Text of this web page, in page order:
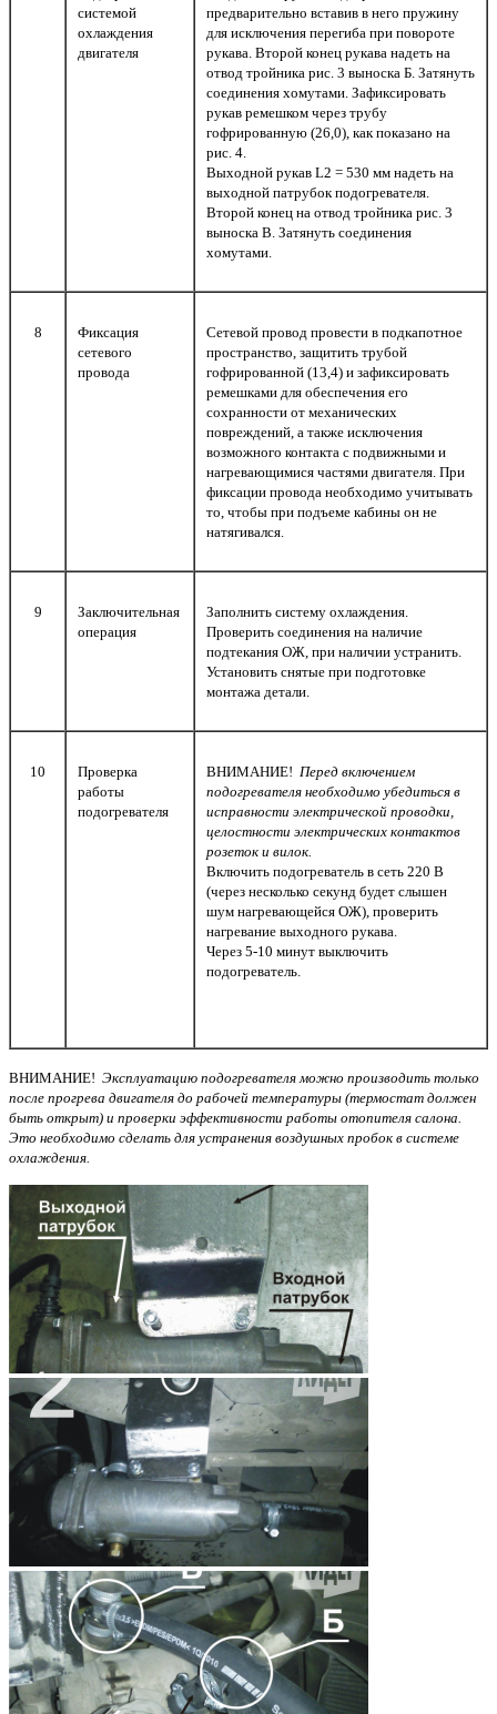
системой
охлаждения
двигателя
предварительно вставив в него пружину
для исключения перегиба при повороте
рукава. Второй конец рукава надеть на
отвод тройника рис. 3 выноска Б. Затянуть
соединения хомутами. Зафиксировать
рукав ремешком через трубу
гофрированную (26,0), как показано на
рис. 4.
Выходной рукав L2 = 530 мм надеть на
выходной патрубок подогревателя.
Второй конец на отвод тройника рис. 3
выноска В. Затянуть соединения
хомутами.
8
Фиксация
сетевого
провода
Сетевой провод провести в подкапотное
пространство, защитить трубой
гофрированной (13,4) и зафиксировать
ремешками для обеспечения его
сохранности от механических
повреждений, а также исключения
возможного контакта с подвижными и
нагревающимися частями двигателя. При
фиксации провода необходимо учитывать
то, чтобы при подъеме кабины он не
натягивался.
9
Заключительная
операция
Заполнить систему охлаждения.
Проверить соединения на наличие
подтекания ОЖ, при наличии устранить.
Установить снятые при подготовке
монтажа детали.
10
Проверка
работы
подогревателя
ВНИМАНИЕ! Перед включением
подогревателя необходимо убедиться в
исправности электрической проводки,
целостности электрических контактов
розеток и вилок.
Включить подогреватель в сеть 220 В
(через несколько секунд будет слышен
шум нагревающейся ОЖ), проверить
нагревание выходного рукава.
Через 5-10 минут выключить
подогреватель.
ВНИМАНИЕ! Эксплуатацию подогревателя можно производить только
после прогрева двигателя до рабочей температуры (термостат должен
быть открыт) и проверки эффективности работы отопителя салона.
Это необходимо сделать для устранения воздушных пробок в системе
охлаждения.